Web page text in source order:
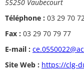
55250 Vaubecourt
Téléphone : 03 29 70
Fax : 03 29 70 79 77
E-mail :
Site Web : https://clg-